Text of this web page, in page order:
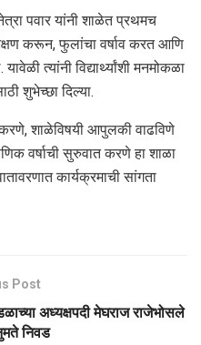
पवार यांनी शाळेत प्रथमच
करून, फुलांचा वर्षाव करत आणि
त्यांनी विद्यार्थ्यांशी मनमोकळा
शुभेच्छा दिल्या.
करणे, शाळेविषयी आपुलकी वाढविणे
वर्षाची सुरुवात करणे हा शाळा
कार्यक्रमाची सांगता
Post
अध्यक्षपदी मेघराज राजेभोसले
निवड